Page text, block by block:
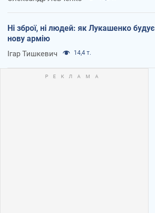
Ні зброї, ні людей: як Лукашенко будує
нову армію
Ігар Тишкевич 14,4 т.